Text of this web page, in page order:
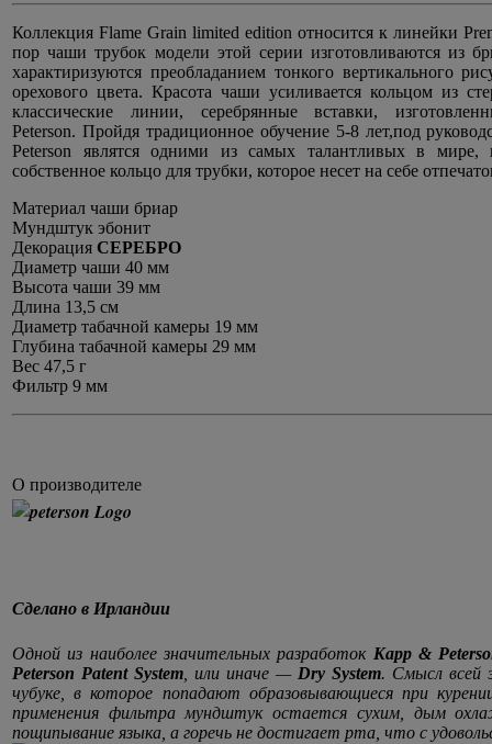
Коллекция Flame Grain limited edition относится к линейки
пор чаши трубок модели этой серии изготовливаются из
характиризуются преобладанием тонкого вертикального
орехового цвета. Красота чаши усиливается кольцом из
классические линии, серебрянные вставки,
Peterson. Пройдя традиционное обучение 5-8 лет,под
Peterson являтся одними из самых талантливых в
собственное кольцо для трубки, которое несет на себе
Материал чаши бриар
Мундштук эбонит
Декорация СЕРЕБРО
Диаметр чаши 40 мм
Высота чаши 39 мм
Длина 13,5 см
Диаметр табачной камеры 19 мм
Глубина табачной камеры 29 мм
Вес 47,5 г
Фильтр 9 мм
О производителе
Сделано в Ирландии
Одной из наиболее значительных разработок Kapp &
Peterson Patent System , или иначе — Dry System. Смысл всей
чубуке, в которое попадают образовывающиеся при
применения фильтра мундштук остается сухим, дым
пощипывание языка, а горечь не достигает рта, что с